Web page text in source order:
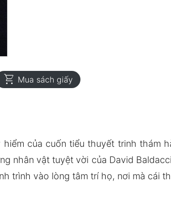
shopping_cart Mua sách giấy
của cuốn tiểu thuyết trinh thám
nhân vật tuyệt vời của David
trình vào lòng tâm trí họ, nơi mà cái